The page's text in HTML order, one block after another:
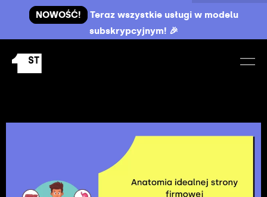
NOWOŚĆ!
Teraz wszystkie usługi w modelu
subskrypcyjnym! 🎉